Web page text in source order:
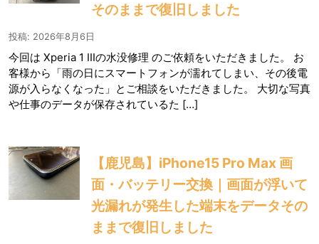
そのままで復旧しました
投稿: 2026年8月6日
今回は Xperia 1 IIIの水没修理 のご依頼をいただきました。 お
客様から「雨の日にスマートフォンが濡れてしまい、その後電
源が入らなくなった」とご相談をいただきました。 大切な写真
や仕事のデータが保存されているた […]
【鹿児島】iPhone15 Pro Max 画
面・バッテリー交換｜画面が浮いて
光漏れが発生した端末をデータその
ままで復旧しました